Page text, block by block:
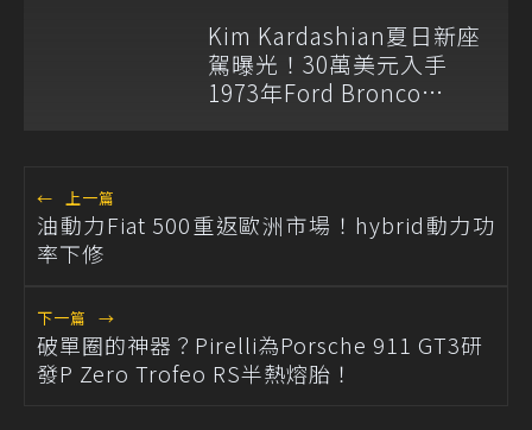
Kim Kardashian夏日新座
駕曝光！30萬美元入手
1973年Ford Bronco
← 上一篇
油動力Fiat 500重返歐洲市場！hybrid動力功
率下修
下一篇 →
破單圈的神器？Pirelli為Porsche 911 GT3研
發P Zero Trofeo RS半熱熔胎！